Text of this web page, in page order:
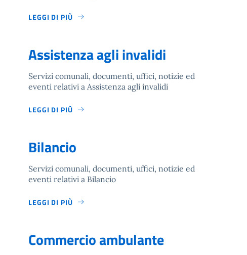
LEGGI DI PIÙ
Assistenza agli invalidi
Servizi comunali, documenti, uffici, notizie ed
eventi relativi a Assistenza agli invalidi
LEGGI DI PIÙ
Bilancio
Servizi comunali, documenti, uffici, notizie ed
eventi relativi a Bilancio
LEGGI DI PIÙ
Commercio ambulante